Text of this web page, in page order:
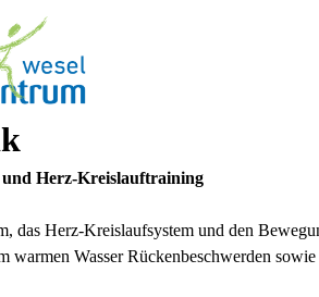
und Herz-Kreislauftraining
das Herz-Kreislaufsystem und den
warmen Wasser Rückenbeschwerden